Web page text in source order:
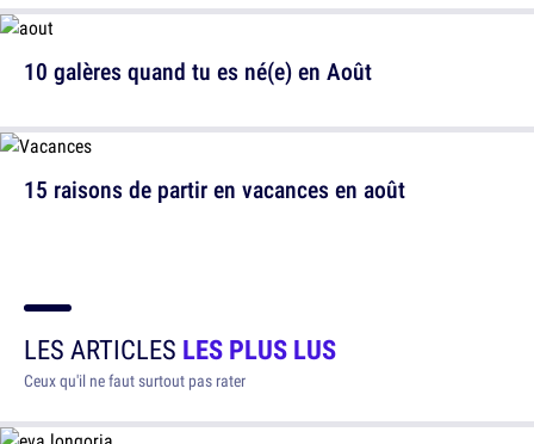
10 galères quand tu es né(e) en Août
15 raisons de partir en vacances en août
LES ARTICLES LES PLUS LUS
Ceux qu'il ne faut surtout pas rater